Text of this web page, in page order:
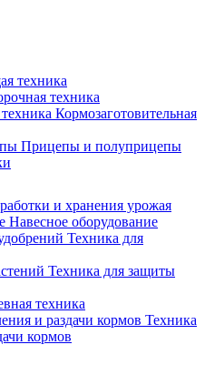
техника
техника
Кормозаготовительная
Прицепы и полуприцепы
и хранения урожая
Навесное оборудование
Техника для
Техника для защиты
техника
Техника
кормов